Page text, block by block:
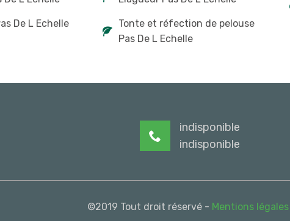
De L Echelle
Tonte et réfection de pelouse
Pas De L Echelle
indisponible
indisponible
©2019 Tout droit réservé - Mentions légales